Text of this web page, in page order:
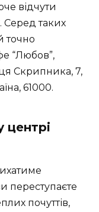
відчути
таких
точно
“Любов”,
Скрипника, 7,
61000.
центрі
переступаєте
почуттів,